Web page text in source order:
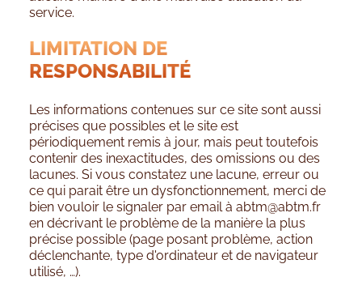
service.
LIMITATION DE
RESPONSABILITÉ
Les informations contenues sur ce site sont aussi
précises que possibles et le site est
périodiquement remis à jour, mais peut toutefois
contenir des inexactitudes, des omissions ou des
lacunes. Si vous constatez une lacune, erreur ou
ce qui parait être un dysfonctionnement, merci de
bien vouloir le signaler par email à abtm@abtm.fr
en décrivant le problème de la manière la plus
précise possible (page posant problème, action
déclenchante, type d'ordinateur et de navigateur
utilisé, …).